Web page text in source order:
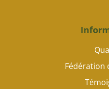
Fédération